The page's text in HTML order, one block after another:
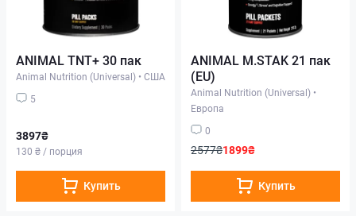
ANIMAL TNT+ 30 пак
Animal Nutrition (Universal) • США
5
3897₴
130 ₴ / порция
Купить
ANIMAL M.STAK 21 пак
(EU)
Animal Nutrition (Universal) •
Европа
0
2577₴1899₴
Купить